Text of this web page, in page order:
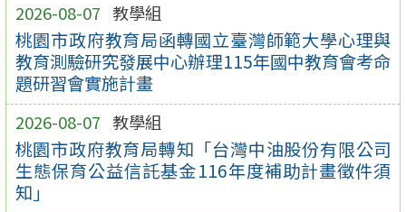
2026-08-07 教學組
桃園市政府教育局函轉國立臺灣師範大學心理與
教育測驗研究發展中心辦理115年國中教育會考命
題研習會實施計畫
2026-08-07 教學組
桃園市政府教育局轉知「台灣中油股份有限公司
生態保育公益信託基金116年度補助計畫徵件須
知」